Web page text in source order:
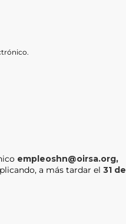
empleoshn@oirsa.org,
a más tardar el 31 de